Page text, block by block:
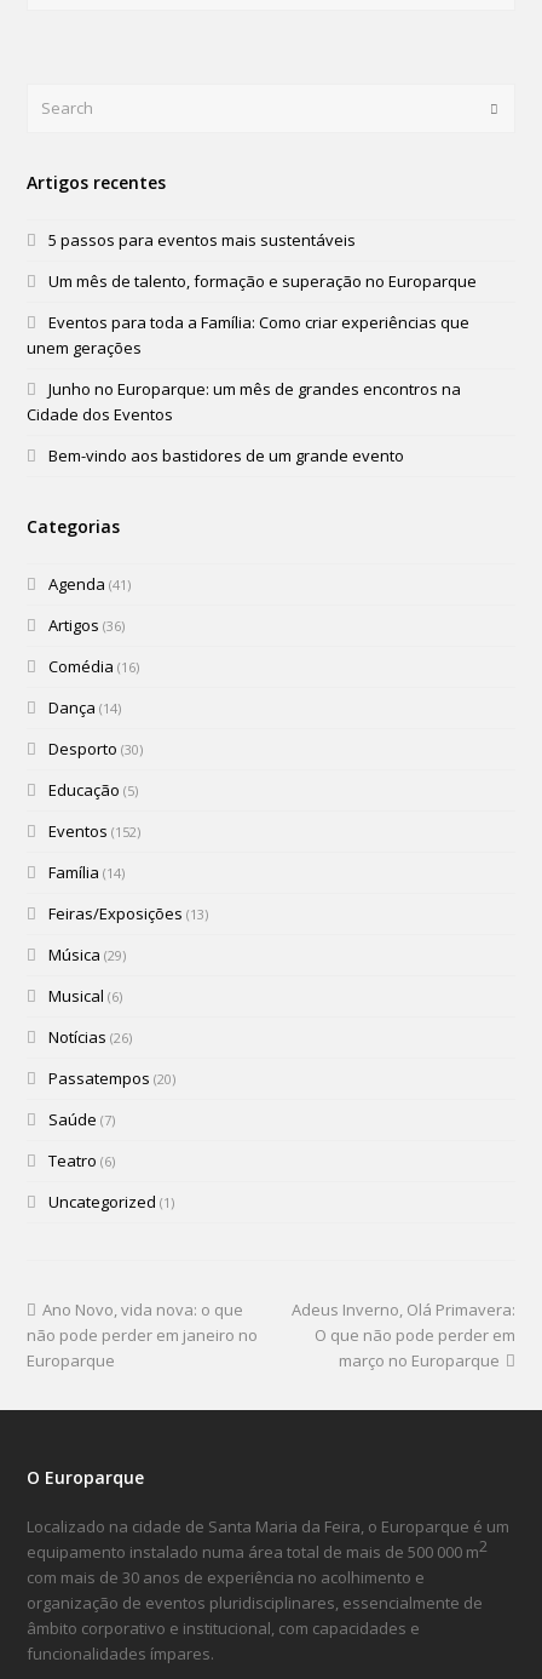
Artigos recentes
5 passos para eventos mais sustentáveis
Um mês de talento, formação e superação no Europarque
Eventos para toda a Família: Como criar experiências que
unem gerações
Junho no Europarque: um mês de grandes encontros na
Cidade dos Eventos
Bem-vindo aos bastidores de um grande evento
Categorias
Agenda (41)
Artigos (36)
Comédia (16)
Dança (14)
Desporto (30)
Educação (5)
Eventos (152)
Família (14)
Feiras/Exposições (13)
Música (29)
Musical (6)
Notícias (26)
Passatempos (20)
Saúde (7)
Teatro (6)
Uncategorized (1)
Ano Novo, vida nova: o que
não pode perder em janeiro no
Europarque
Adeus Inverno, Olá Primavera:
O que não pode perder em
março no Europarque
O Europarque
Localizado na cidade de Santa Maria da Feira, o Europarque é um
equipamento instalado numa área total de mais de 500 000 m2
com mais de 30 anos de experiência no acolhimento e
organização de eventos pluridisciplinares, essencialmente de
âmbito corporativo e institucional, com capacidades e
funcionalidades ímpares.